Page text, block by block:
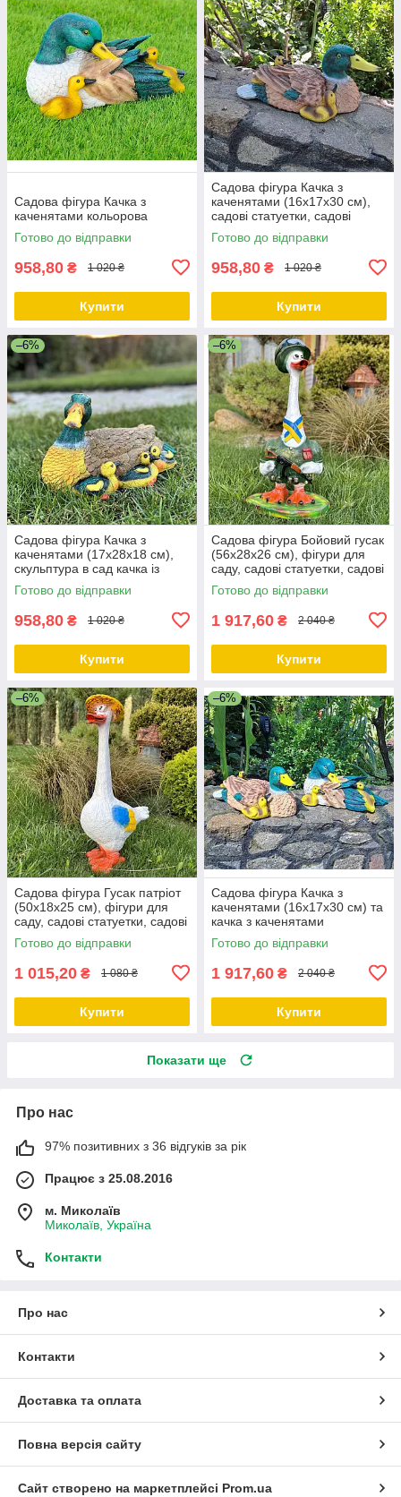
Садова фігура Качка з
каченятами кольорова
Готово до відправки
958,80 ₴ 1 020 ₴
Купити
Садова фігура Качка з
каченятами (16х17х30 см),
садові статуетки, садові
фігури з полістоуну
Готово до відправки
958,80 ₴ 1 020 ₴
Купити
–6%
Садова фігура Качка з
каченятами (17х28х18 см),
скульптура в сад качка із
полістоуну садово-паркові
фігури
Готово до відправки
958,80 ₴ 1 020 ₴
Купити
–6%
Садова фігура Бойовий гусак
(56х28х26 см), фігури для
саду, садові статуетки, садові
фігури з полістоуну
Готово до відправки
1 917,60 ₴ 2 040 ₴
Купити
–6%
Садова фігура Гусак патріот
(50х18х25 см), фігури для
саду, садові статуетки, садові
фігури з полістоуну
Готово до відправки
1 015,20 ₴ 1 080 ₴
Купити
–6%
Садова фігура Качка з
каченятами (16х17х30 см) та
качка з каченятами
кольорова (16х17х30 см),
фігури садові, фігури для
Готово до відправки
1 917,60 ₴ 2 040 ₴
Купити
Показати ще
Про нас
97% позитивних з 36 відгуків за рік
Працює з 25.08.2016
м. Миколаїв
Миколаїв, Україна
Контакти
Про нас
Контакти
Доставка та оплата
Повна версія сайту
Сайт створено на маркетплейсі Prom.ua